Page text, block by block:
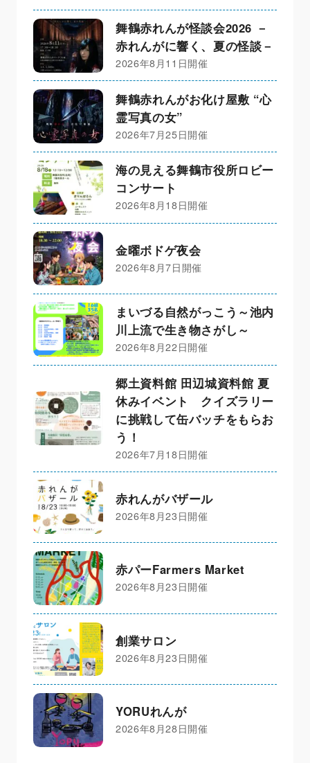
舞鶴赤れんが怪談会2026 －
赤れんがに響く、夏の怪談－
2026年8月11日開催
舞鶴赤れんがお化け屋敷 “心
霊写真の女”
2026年7月25日開催
海の見える舞鶴市役所ロビー
コンサート
2026年8月18日開催
金曜ボドゲ夜会
2026年8月7日開催
まいづる自然がっこう～池内
川上流で生き物さがし～
2026年8月22日開催
郷土資料館 田辺城資料館 夏
休みイベント クイズラリー
に挑戦して缶バッチをもらお
う！
2026年7月18日開催
赤れんがバザール
2026年8月23日開催
赤パーFarmers Market
2026年8月23日開催
創業サロン
2026年8月23日開催
YORUれんが
2026年8月28日開催